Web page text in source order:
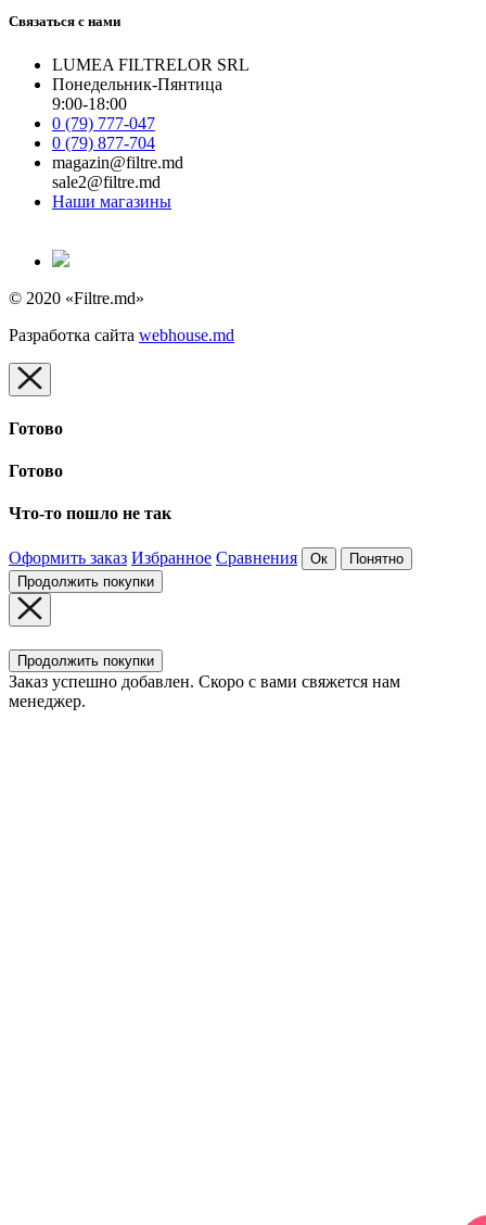
Связаться с нами
LUMEA FILTRELOR SRL
Понедельник-Пянтица
9:00-18:00
0 (79) 777-047
0 (79) 877-704
magazin@filtre.md
sale2@filtre.md
Наши магазины
© 2020 «Filtre.md»
Разработка сайта webhouse.md
Готово
Готово
Что-то пошло не так
Оформить заказ Избранное Сравнения Ок
Понятно
Продолжить покупки
Продолжить покупки
Заказ успешно добавлен. Скоро с вами свяжется нам
менеджер.